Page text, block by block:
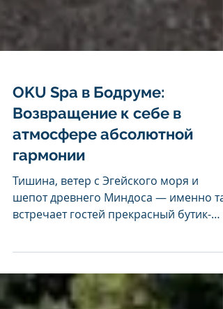
OKU Spa в Бодруме:
Возвращение к себе в
атмосфере абсолютной
гармонии
Тишина, ветер с Эгейского моря и
встречает гостей прекрасный бутик-
курорт OKU Bodrum. Это место создано